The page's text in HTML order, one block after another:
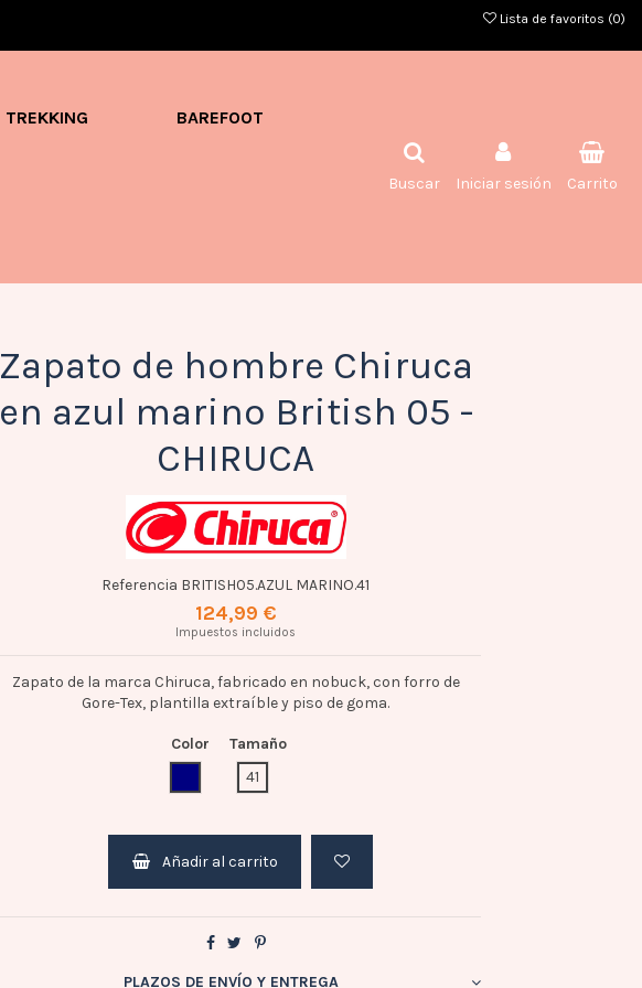
Lista de favoritos (0)
TREKKING BAREFOOT
Buscar Iniciar sesión Carrito
Zapato de hombre Chiruca
en azul marino British 05 -
CHIRUCA
Referencia BRITISH05.AZUL MARINO.41
124,99 €
Impuestos incluidos
Zapato de la marca Chiruca, fabricado en nobuck, con forro de
Gore-Tex, plantilla extraíble y piso de goma.
Color
AZUL MARINO
Tamaño
41
Añadir al carrito
PLAZOS DE ENVÍO Y ENTREGA